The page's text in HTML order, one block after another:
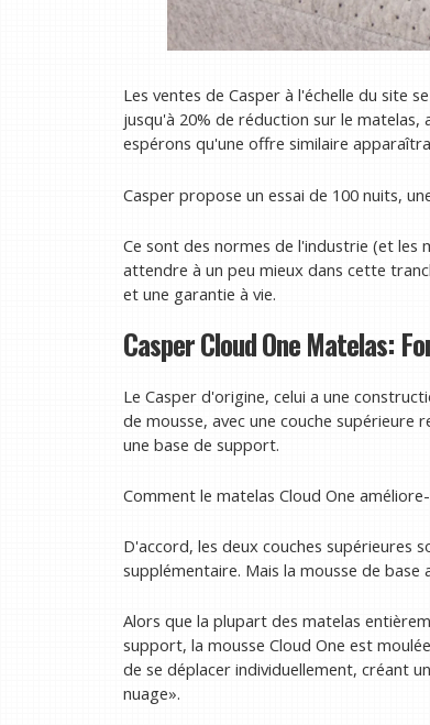
Les ventes de Casper à l'échelle du site
jusqu'à 20% de réduction sur le matelas,
espérons qu'une offre similaire
Casper propose un essai de 100 nuits,
Ce sont des normes de l'industrie (et les
attendre à un peu mieux dans cette
et une garantie à vie.
Casper Cloud One Matelas:
Le Casper d'origine, celui a une
de mousse, avec une couche
une base de support.
Comment le matelas Cloud One
D'accord, les deux couches supérieures
supplémentaire. Mais la mousse de base
Alors que la plupart des matelas
support, la mousse Cloud One est
de se déplacer individuellement, créant
nuage».